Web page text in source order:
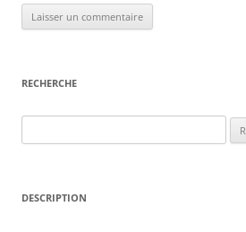
RECHERCHE
DESCRIPTION